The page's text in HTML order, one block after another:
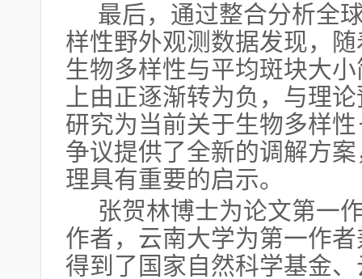
最后，通过整合分析全
样性野外观测数据发现，
生物多样性与平均斑块大
上由正逐渐转为负，与理
研究为当前关于生物多样
争议提供了全新的调解方
理具有重要的启示。
张贺林博士为论文第一
作者，云南大学为第一作
得到了国家自然科学基金